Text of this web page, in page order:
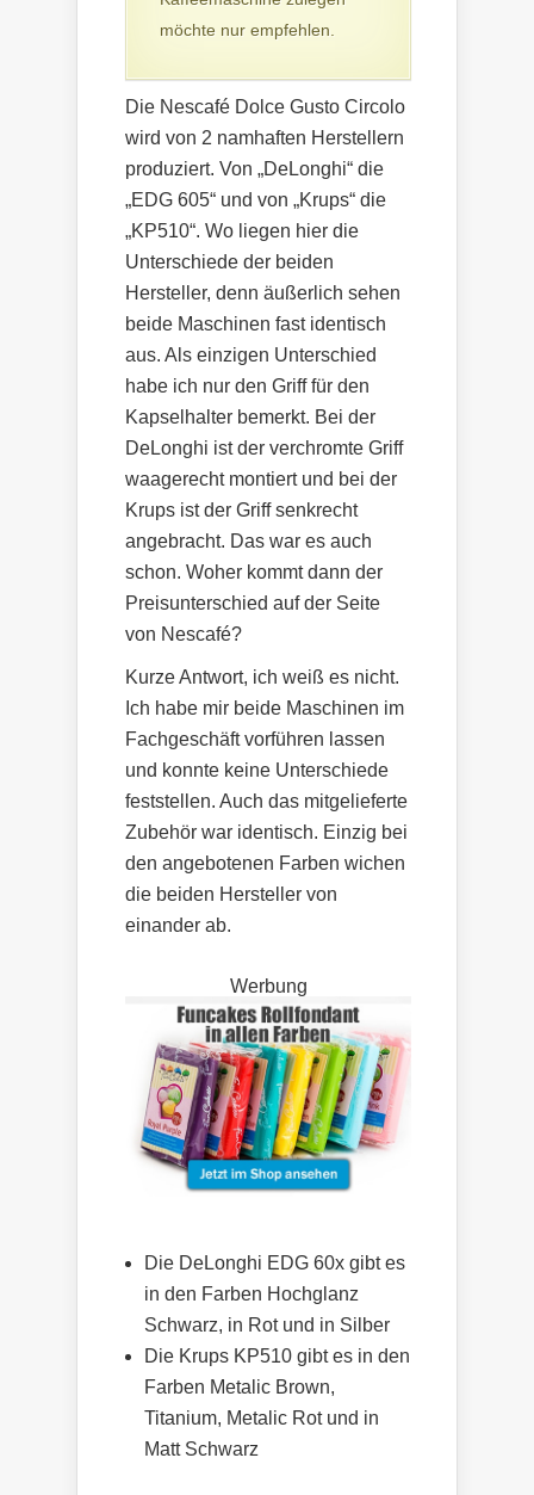
möchte nur empfehlen.
Die Nescafé Dolce Gusto Circolo
wird von 2 namhaften Herstellern
produziert. Von „DeLonghi“ die
„EDG 605“ und von „Krups“ die
„KP510“. Wo liegen hier die
Unterschiede der beiden
Hersteller, denn äußerlich sehen
beide Maschinen fast identisch
aus. Als einzigen Unterschied
habe ich nur den Griff für den
Kapselhalter bemerkt. Bei der
DeLonghi ist der verchromte Griff
waagerecht montiert und bei der
Krups ist der Griff senkrecht
angebracht. Das war es auch
schon. Woher kommt dann der
Preisunterschied auf der Seite
von Nescafé?
Kurze Antwort, ich weiß es nicht.
Ich habe mir beide Maschinen im
Fachgeschäft vorführen lassen
und konnte keine Unterschiede
feststellen. Auch das mitgelieferte
Zubehör war identisch. Einzig bei
den angebotenen Farben wichen
die beiden Hersteller von
einander ab.
Werbung
Die DeLonghi EDG 60x gibt es
in den Farben Hochglanz
Schwarz, in Rot und in Silber
Die Krups KP510 gibt es in den
Farben Metalic Brown,
Titanium, Metalic Rot und in
Matt Schwarz